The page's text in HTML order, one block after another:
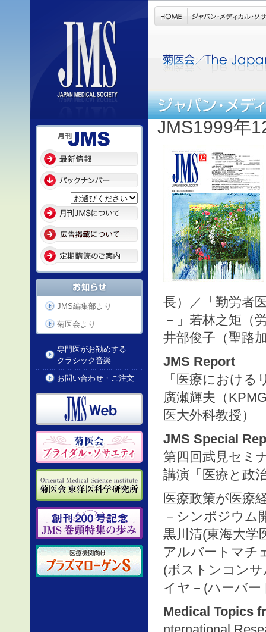
JMS編集部より
菊医会より
専門医がお勧めする
クラシック音楽
お問い合わせ・ご注文
JMS1999年
長）／「勤労者
－」若林之矩（
井部俊子（聖路
JMS Report
「医療におけ
廣瀬輝夫（
医大外科教授）
JMS Special
第四回武見セミ
講演「医療と政
医療政策が医療
－シンポジウム
黒川清(東海大学
アルバートマチ
(ボストンコン
イヤ－(ハーバー
Medical Topics